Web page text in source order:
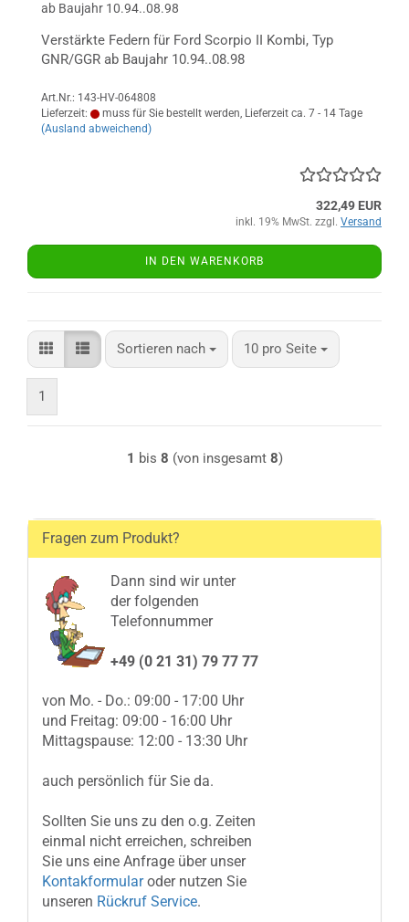
ab Baujahr 10.94..08.98
Verstärkte Federn für Ford Scorpio II Kombi, Typ
GNR/GGR ab Baujahr 10.94..08.98
Art.Nr.: 143-HV-064808
Lieferzeit:
muss für Sie bestellt werden, Lieferzeit ca. 7 - 14 Tage
(Ausland abweichend)
322,49 EUR
inkl. 19% MwSt. zzgl. Versand
IN DEN WARENKORB
Sortieren nach
Sortieren nach 10 pro Seite
pro Seite
1
1 bis 8 (von insgesamt 8)
Fragen zum Produkt?
Dann sind wir unter
der folgenden
Telefonnummer
+49 (0 21 31) 79 77 77
von Mo. - Do.: 09:00 - 17:00 Uhr
und Freitag: 09:00 - 16:00 Uhr
Mittagspause: 12:00 - 13:30 Uhr
auch persönlich für Sie da.
Sollten Sie uns zu den o.g. Zeiten
einmal nicht erreichen, schreiben
Sie uns eine Anfrage über unser
Kontakformularoder nutzen Sie
unseren Rückruf Service.